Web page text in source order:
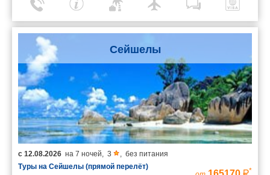
Сейшелы
с 12.08.2026 на 7 ночей 3
без питания
Туры на Сейшелы (прямой перелёт)
*